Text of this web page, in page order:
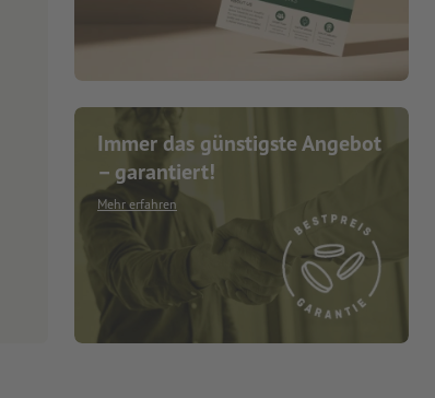
Immer das günstigste Angebot
– garantiert!
Mehr erfahren